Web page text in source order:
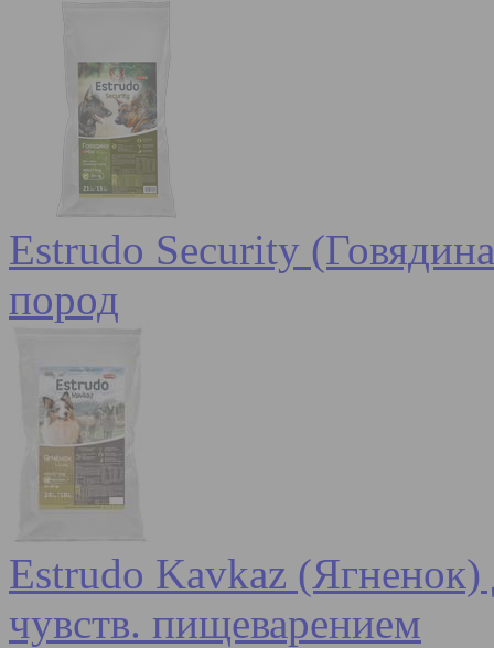
Estrudo Security
пород
Estrudo Kavkaz (Ягненок)
чувств. пищеварением